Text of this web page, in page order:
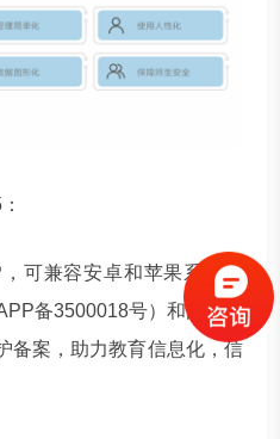
可兼容安卓和苹果系统。
备3500018号）和国家公
备案，助力教育信息化，信